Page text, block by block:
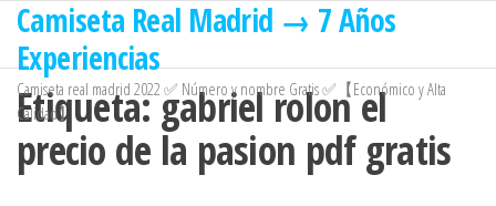
Saltar
contenido
Camiseta Real Madrid → 7 Años
Experiencias
Camiseta real madrid 2022 ✅ Número y nombre Gratis ✅【Económico y Alta
Calidad】
Etiqueta:gabriel rolon el
precio de la pasion pdf gratis